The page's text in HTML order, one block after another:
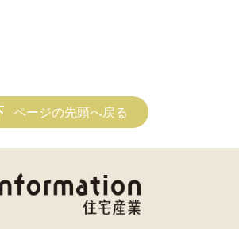
ページの先頭へ戻る